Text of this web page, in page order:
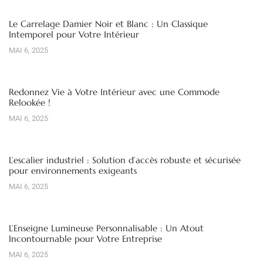
Le Carrelage Damier Noir et Blanc : Un Classique
Intemporel pour Votre Intérieur
MAI 6, 2025
Redonnez Vie à Votre Intérieur avec une Commode
Relookée !
MAI 6, 2025
L’escalier industriel : Solution d’accès robuste et sécurisée
pour environnements exigeants
MAI 6, 2025
L’Enseigne Lumineuse Personnalisable : Un Atout
Incontournable pour Votre Entreprise
MAI 6, 2025